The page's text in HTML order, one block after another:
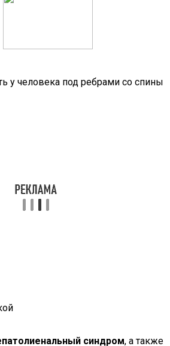
у человека под ребрами со спины
синдром, а также